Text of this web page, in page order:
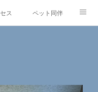
ス ペット同伴
然 グルメ